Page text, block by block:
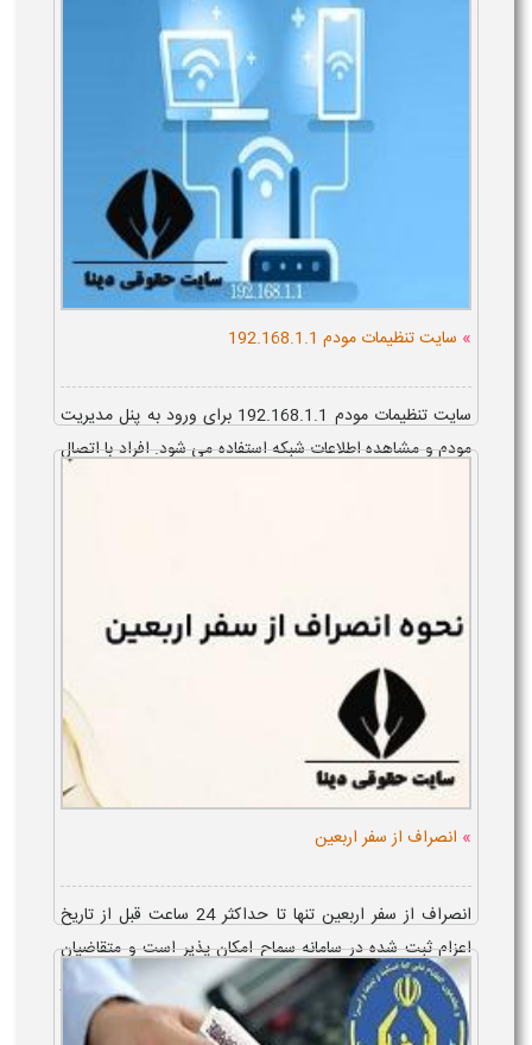
کارت به نام متقاضی انجام ...
» سایت تنظیمات مودم 192.168.1.1
سایت تنظیمات مودم 192.168.1.1 برای ورود به پنل مدیریت
مودم و مشاهده اطلاعات شبکه استفاده می شود. افراد با اتصال
» انصراف از سفر اربعین
انصراف از سفر اربعین تنها تا حداکثر 24 ساعت قبل از تاریخ
اعزام ثبت شده در سامانه سماح امکان پذیر است و متقاضیان
باید درخواست خود را در این بازه زمانی ثبت کنند. انصراف از
سماح اربعین از طریق ...